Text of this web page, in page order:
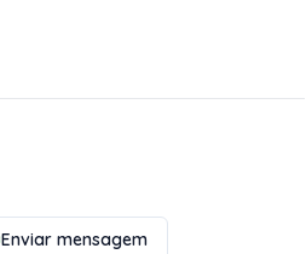
Enviar mensagem